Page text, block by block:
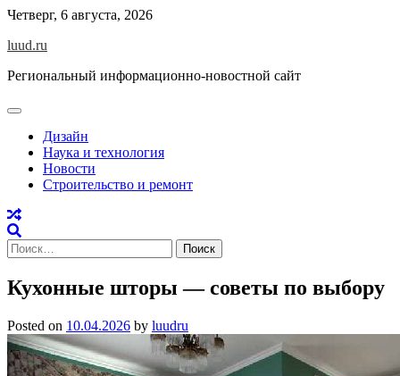
Skip
content
Четверг, 6 августа, 2026
luud.ru
Региональный информационно-новостной сайт
Дизайн
Наука и технология
Новости
Строительство и ремонт
Найти:
Кухонные шторы — советы по выбору
Posted on 10.04.2026 by luudru